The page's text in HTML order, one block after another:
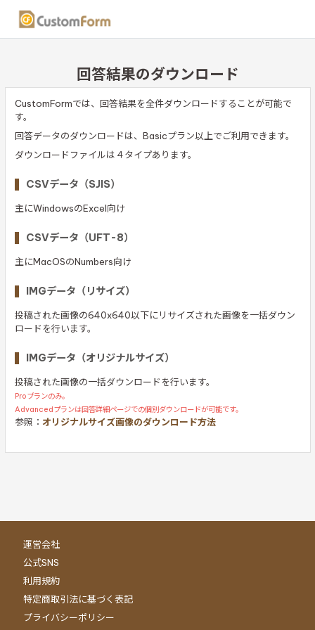
回答結果のダウンロード
CustomFormでは、回答結果を全件ダウンロードすることが可能で
す。
回答データのダウンロードは、Basicプラン以上でご利用できます。
ダウンロードファイルは４タイプあります。
CSVデータ（SJIS）
主にWindowsのExcel向け
CSVデータ（UFT-8）
主にMacOSのNumbers向け
IMGデータ（リサイズ）
投稿された画像の640x640以下にリサイズされた画像を一括ダウン
ロードを行います。
IMGデータ（オリジナルサイズ）
投稿された画像の一括ダウンロードを行います。
Proプランのみ。
Advancedプランは回答詳細ページでの個別ダウンロードが可能です。
参照： オリジナルサイズ画像のダウンロード方法
運営会社
公式SNS
利用規約
特定商取引法に基づく表記
プライバシーポリシー